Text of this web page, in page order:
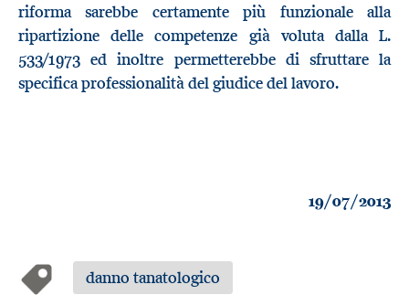
riforma sarebbe certamente più funzionale alla
ripartizione delle competenze già voluta dalla L.
533/1973 ed inoltre permetterebbe di sfruttare la
specifica professionalità del giudice del lavoro.
19/07/2013
danno tanatologico